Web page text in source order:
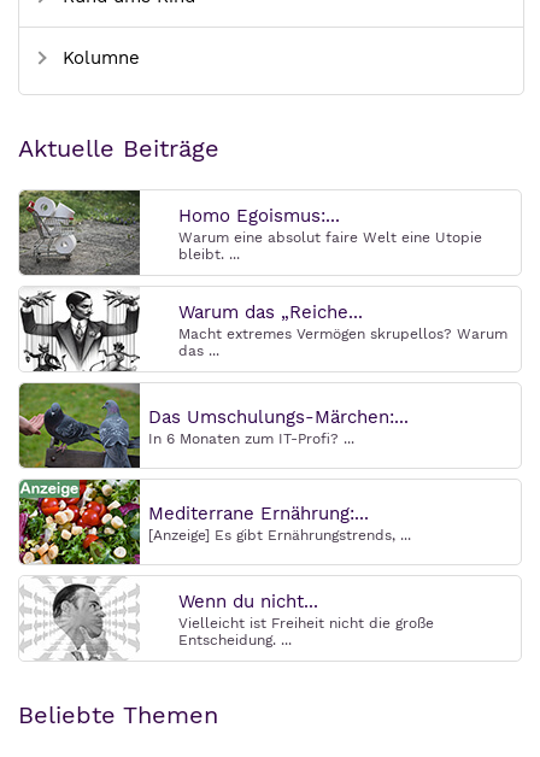
Kolumne
Aktuelle Beiträge
Homo Egoismus:...
Warum eine absolut faire Welt eine Utopie
bleibt. ...
Warum das „Reiche...
Macht extremes Vermögen skrupellos? Warum
das ...
Das Umschulungs-Märchen:...
In 6 Monaten zum IT-Profi? ...
Mediterrane Ernährung:...
[Anzeige] Es gibt Ernährungstrends, ...
Wenn du nicht...
Vielleicht ist Freiheit nicht die große
Entscheidung. ...
Beliebte Themen